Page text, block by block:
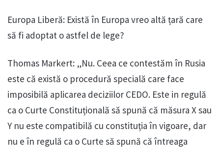
Europa Liberă: Există în Europa vreo altă țară care
să fi adoptat o astfel de lege?
Thomas Markert: „Nu. Ceea ce contestăm în Rusia
este că există o procedură specială care face
imposibilă aplicarea deciziilor CEDO. Este in regulă
ca o Curte Constituțională să spună că măsura X sau
Y nu este compatibilă cu constituția în vigoare, dar
nu e în regulă ca o Curte să spună că întreaga